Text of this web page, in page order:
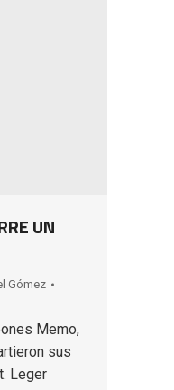
UN
Gómez
Memo,
sus
Leger